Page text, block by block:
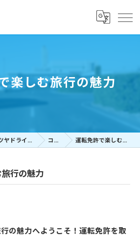
楽しむ旅行の魅力
埼玉の教習所ならイツヤドライビングスクール コラム 運転免許で楽しむ旅行の魅力
行の魅力
の魅力へようこそ！運転免許を取